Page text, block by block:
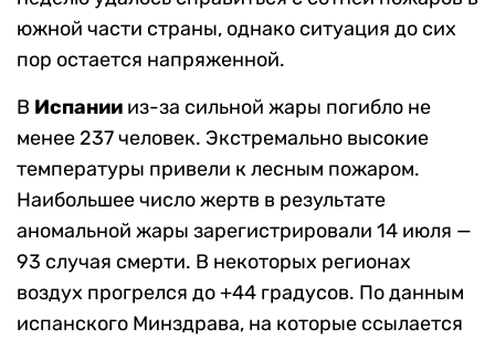
южной части страны, однако ситуация до сих
пор остается напряженной.
В Испании из-за сильной жары погибло не
менее 237 человек. Экстремально высокие
температуры привели к лесным пожаром.
Наибольшее число жертв в результате
аномальной жары зарегистрировали 14 июля —
93 случая смерти. В некоторых регионах
воздух прогрелся до +44 градусов. По данным
испанского Минздрава, на которые ссылается